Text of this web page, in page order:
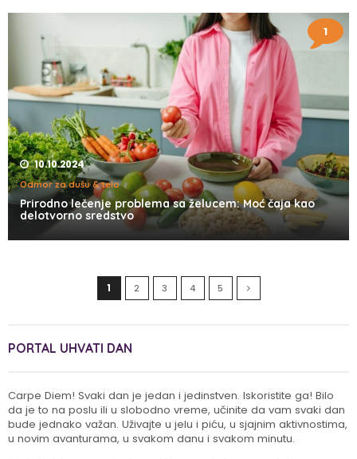
1
10.10.2024
Odmor za dušu & telo
Prirodno lečenje problema sa želucem: Moć čaja kao
delotvorno sredstvo
1 2 3 4 5
PORTAL UHVATI DAN
Carpe Diem! Svaki dan je jedan i jedinstven. Iskoristite ga! Bilo
da je to na poslu ili u slobodno vreme, učinite da vam svaki dan
bude jednako važan. Uživajte u jelu i piću, u sjajnim aktivnostima,
u novim avanturama, u svakom danu i svakom minutu.